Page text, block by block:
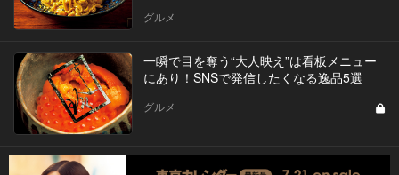
グルメ
一瞬で目を奪う“大人映え”は看板メニュー
にあり！SNSで発信したくなる逸品5選
グルメ